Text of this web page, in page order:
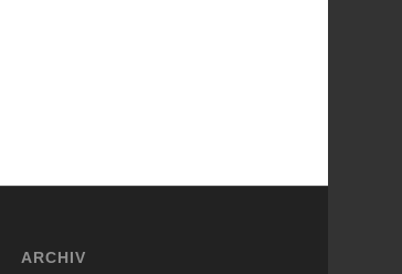
ARCHIV